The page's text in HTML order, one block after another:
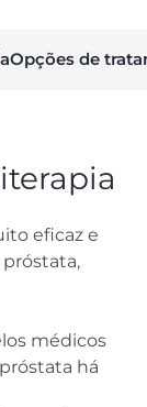
Opções de
eficaz e
médicos
há